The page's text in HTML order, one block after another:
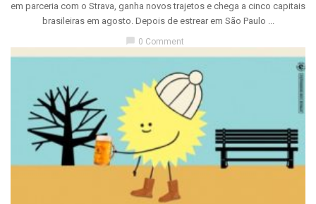
em parceria com o Strava, ganha novos trajetos e chega a cinco capitais
brasileiras em agosto. Depois de estrear em São Paulo ...
chat_bubble 0 Comment